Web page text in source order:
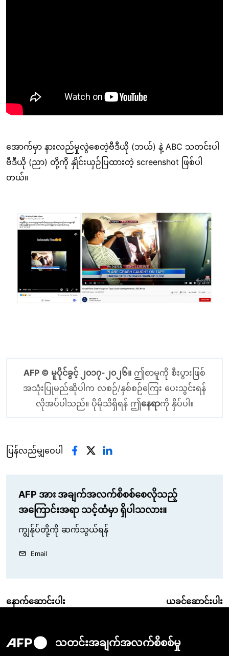
အောက်မှာ နားလည်မှုလွဲစေတဲ့ဗီဒီယို (ဘယ်) နဲ့ ABC သတင်းပါ
ဗီဒီယို (ညာ) တို့ကို နှိုင်းယှဉ်ပြထားတဲ့ screenshot ဖြစ်ပါ
တယ်။
Image
AFP © မူပိုင်ခွင့် ၂၀၁၇-၂၀၂၆။ ဤစာမူကို စီးပွားဖြစ်
အသုံးပြုမည်ဆိုပါက လစဉ်/နှစ်စဉ်ကြေး ပေးသွင်းရန်
လိုအပ်ပါသည်။ ပိုမိုသိရှိရန် ဤနေရာကို နှိပ်ပါ။
ပြန်လည်မျှဝေပါ
AFP အား အချက်အလက်စိစစ်စေလိုသည့်
အကြောင်းအရာ သင့်ထံမှာ ရှိပါသလား။
ကျွန်ုပ်တို့ကို ဆက်သွယ်ရန်
Email
နောက်ဆောင်းပါး ယခင်ဆောင်းပါး
သတင်းအချက်အလက်စိစစ်မှု